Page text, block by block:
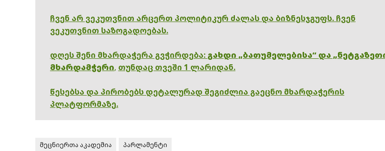
ჩვენ არ ვეკუთვნით არცერთ პოლიტიკურ ძალას და ბიზნესჯგუფს. ჩვენ
ვეკუთვნით საზოგადოებას.
დღეს შენი მხარდაჭერა გვჭირდება: გახდი „ბათუმელებისა“ და
მხარდამჭერი, თუნდაც თვეში 1 ლარიდან.
წესებსა და პირობებს დეტალურად შეგიძლია გაეცნო მხარდაჭერის
პლატფორმაზე.
მეცნიერთა აკადემია პარლამენტი